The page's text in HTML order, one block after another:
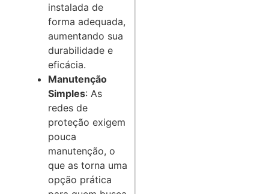
instalada de
forma adequada,
aumentando sua
durabilidade e
eficácia.
Manutenção
Simples: As
redes de
proteção exigem
pouca
manutenção, o
que as torna uma
opção prática